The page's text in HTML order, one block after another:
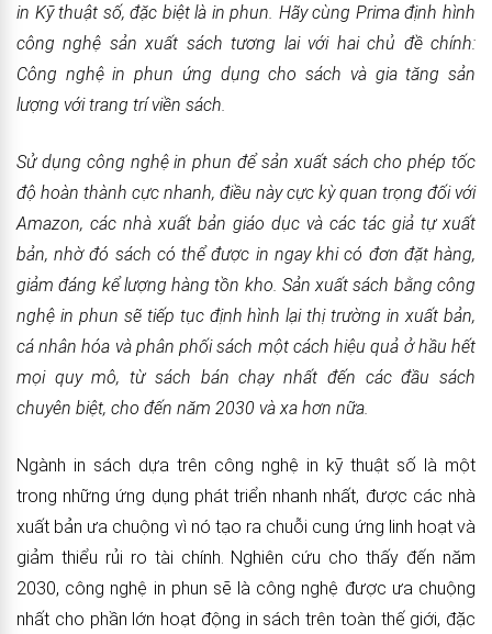
in Kỹ thuật số, đặc biệt là in phun. Hãy cùng Prima định hình
công nghệ sản xuất sách tương lai với hai chủ đề chính:
Công nghệ in phun ứng dụng cho sách và gia tăng sản
lượng với trang trí viền sách.
Sử dụng công nghệ in phun để sản xuất sách cho phép tốc
độ hoàn thành cực nhanh, điều nàycực kỳ quan trọng đối với
Amazon, các nhà xuất bản giáo dục và các tác giả tự xuất
bản, nhờ đó sách có thể được in ngay khi có đơn đặt hàng,
giảm đáng kể lượng hàng tồn kho. Sản xuất sách bằng công
nghệ in phun sẽ tiếp tục định hình lại thịtrường in xuất bản,
cá nhân hóa và phân phối sách một cách hiệu quả ở hầu hết
mọi quy mô, từ sách bán chạy nhất đến các đầu sách
chuyên biệt, cho đến năm 2030 và xa hơn nữa.
Ngành in sách dựa trên công nghệ in kỹ thuật số là một
trong những ứng dụng phát triển nhanh nhất, được các nhà
xuất bản ưa chuộng vì nó tạo ra chuỗi cung ứng linh hoạt và
giảm thiểu rủi ro tài chính. Nghiên cứu cho thấy đến năm
2030, công nghệ in phun sẽ là công nghệ được ưa chuộng
nhất cho phần lớn hoạt động in sách trên toàn thế giới, đặc